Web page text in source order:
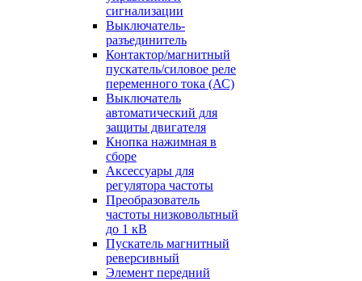
сигнализации
Выключатель-
разъединитель
Контактор/магнитный
пускатель/силовое реле
переменного тока (АС)
Выключатель
автоматический для
защиты двигателя
Кнопка нажимная в
сборе
Аксессуары для
регулятора частоты
Преобразователь
частоты низковольтный
до 1 кВ
Пускатель магнитный
реверсивный
Элемент передний